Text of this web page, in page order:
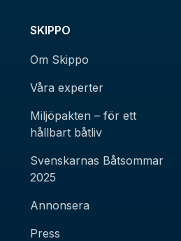
SKIPPO
Om Skippo
Våra experter
Miljöpakten – för ett
hållbart båtliv
Svenskarnas Båtsommar
2025
Annonsera
Press